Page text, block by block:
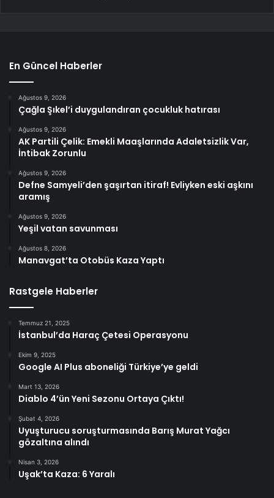
En Güncel Haberler
Ağustos 9, 2026
Çağla Şıkel’i duygulandıran çocukluk hatırası
Ağustos 9, 2026
AK Partili Çelik: Emekli Maaşlarında Adaletsizlik Var,
İntibak Zorunlu
Ağustos 9, 2026
Defne Samyeli’den şaşırtan itiraf! Evliyken eski aşkını
aramış
Ağustos 9, 2026
Yeşil vatan savunması
Ağustos 8, 2026
Manavgat’ta Otobüs Kaza Yaptı
Rastgele Haberler
Temmuz 21, 2025
İstanbul’da Haraç Çetesi Operasyonu
Ekim 9, 2025
Google AI Plus aboneliği Türkiye’ye geldi
Mart 13, 2026
Diablo 4’ün Yeni Sezonu Ortaya Çıktı!
Şubat 4, 2026
Uyuşturucu soruşturmasında Barış Murat Yağcı
gözaltına alındı
Nisan 3, 2026
Uşak’ta Kaza: 6 Yaralı